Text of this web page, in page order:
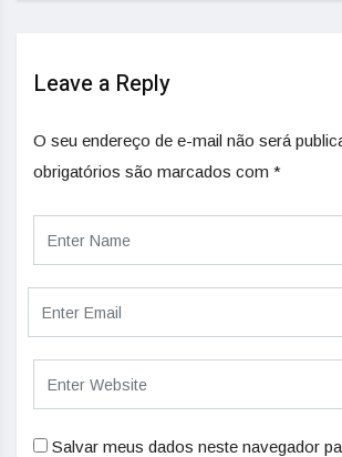
Leave a Reply
O seu endereço de e-mail não será
obrigatórios são marcados com *
Salvar meus dados neste navegador